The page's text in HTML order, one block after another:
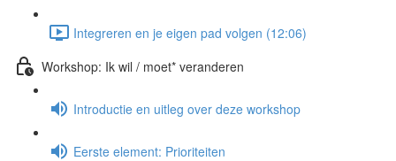
Integreren en je eigen pad volgen (12:06)
Workshop: Ik wil / moet* veranderen
Introductie en uitleg over deze workshop
Eerste element: Prioriteiten